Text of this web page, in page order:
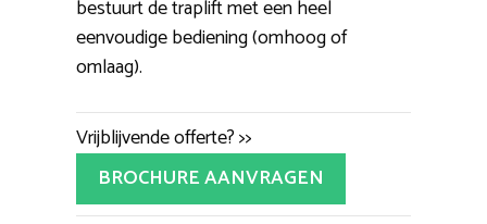
bestuurt de traplift met een heel
eenvoudige bediening (omhoog of
omlaag).
Vrijblijvende offerte? >>
BROCHURE AANVRAGEN